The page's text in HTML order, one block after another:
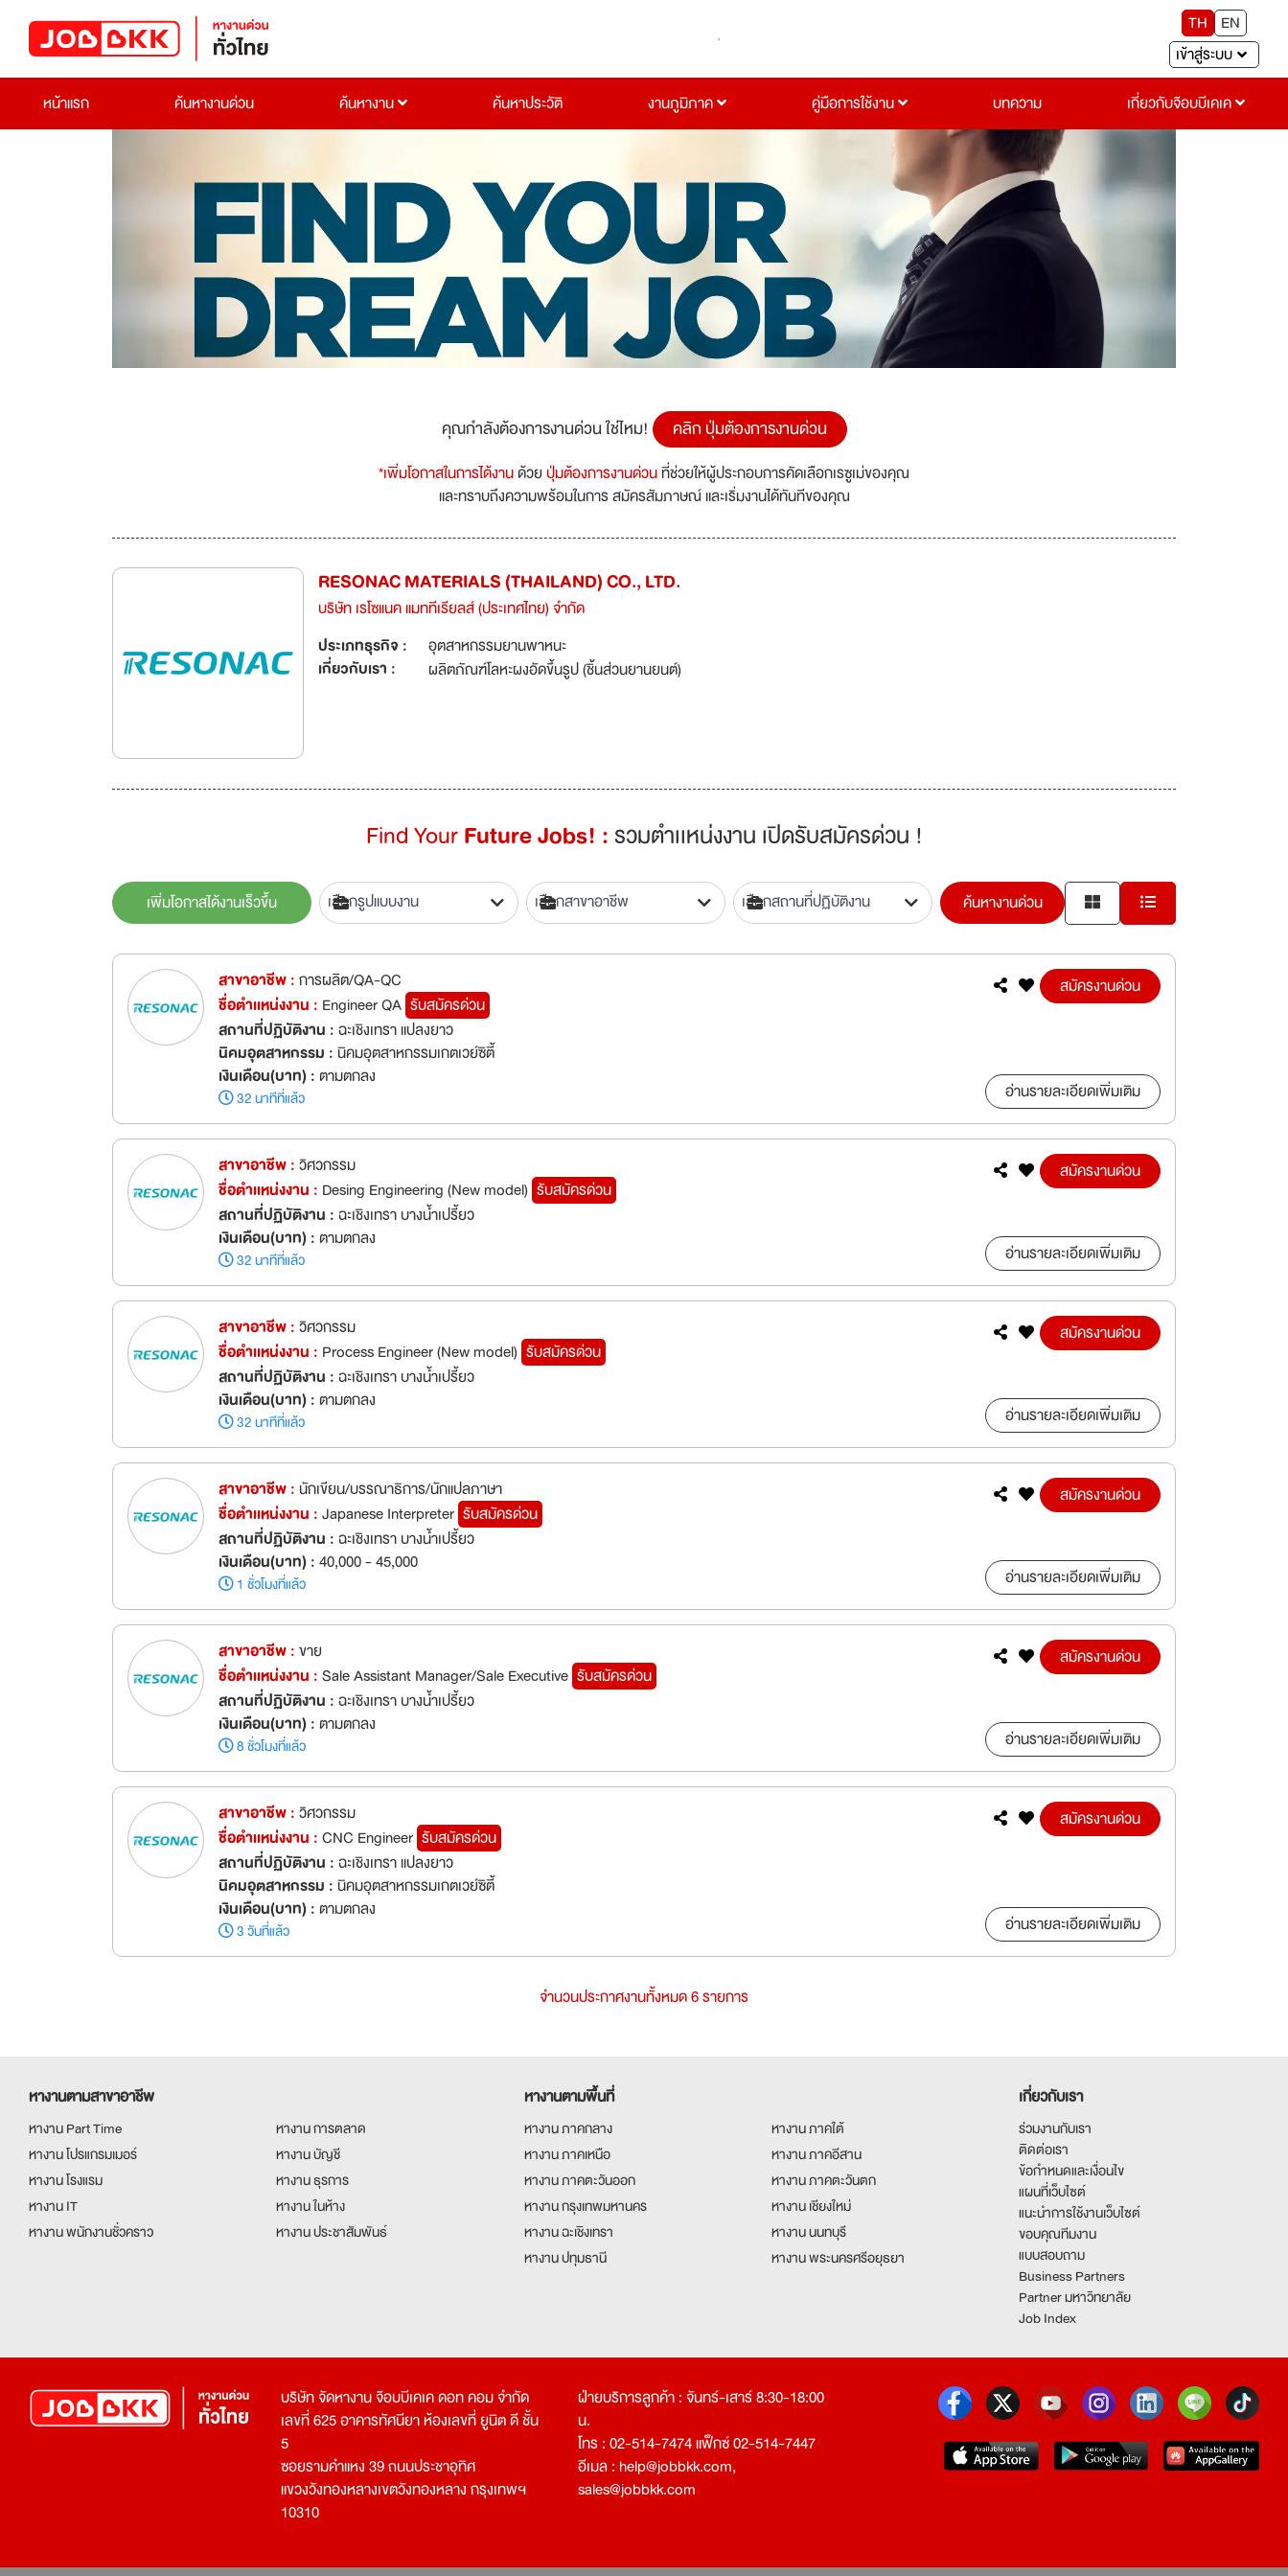
TH
EN
เข้าสู่ระบบ
หน้าแรก
ค้นหางานด่วน ค้นหางาน ค้นหาประวัติ งานภูมิภาค คู่มือการใช้งาน บทความ เกี่ยวกับจ๊อบบีเคเค
คุณกำลังต้องการงานด่วน ใช่ไหม! คลิก ปุ่มต้องการงานด่วน
*เพิ่มโอกาสในการได้งานด้วยปุ่มต้องการงานด่วนที่ช่วยให้ผู้ประกอบการคัดเลือกเรซูเม่ของคุณ
และทราบถึงความพร้อมในการ สมัครสัมภาษณ์ และเริ่มงานได้ทันทีของคุณ
RESONAC MATERIALS (THAILAND) CO., LTD.
บริษัท เรโซแนค แมททีเรียลส์ (ประเทศไทย) จำกัด
ประเภทธุรกิจ :
อุตสาหกรรมยานพาหนะ
เกี่ยวกับเรา :
ผลิตภัณฑ์โลหะผงอัดขึ้นรูป (ชิ้นส่วนยานยนต์)
Find YourFuture Jobs! :รวมตำเเหน่งงาน เปิดรับสมัครด่วน !
เพิ่มโอกาสได้งานเร็วขึ้น ค้นหางานด่วน
สาขาอาชีพ :การผลิต/QA-QC
ชื่อตำเเหน่งงาน : Engineer QA รับสมัครด่วน
สถานที่ปฏิบัติงาน :ฉะเชิงเทรา แปลงยาว
นิคมอุตสาหกรรม :นิคมอุตสาหกรรมเกตเวย์ซิตี้
เงินเดือน(บาท) :ตามตกลง
32 นาทีที่แล้ว
สมัครงานด่วน
อ่านรายละเอียดเพิ่มเติม
สาขาอาชีพ :วิศวกรรม
ชื่อตำเเหน่งงาน : Desing Engineering (New model) รับสมัครด่วน
สถานที่ปฏิบัติงาน :ฉะเชิงเทรา บางน้ำเปรี้ยว
เงินเดือน(บาท) :ตามตกลง
32 นาทีที่แล้ว
สมัครงานด่วน
อ่านรายละเอียดเพิ่มเติม
สาขาอาชีพ :วิศวกรรม
ชื่อตำเเหน่งงาน : Process Engineer (New model) รับสมัครด่วน
สถานที่ปฏิบัติงาน :ฉะเชิงเทรา บางน้ำเปรี้ยว
เงินเดือน(บาท) :ตามตกลง
32 นาทีที่แล้ว
สมัครงานด่วน
อ่านรายละเอียดเพิ่มเติม
สาขาอาชีพ : นักเขียน/บรรณาธิการ/นักแปลภาษา
ชื่อตำเเหน่งงาน :Japanese Interpreter รับสมัครด่วน
สถานที่ปฏิบัติงาน :ฉะเชิงเทรา บางน้ำเปรี้ยว
เงินเดือน(บาท) :40,000 - 45,000
1 ชั่วโมงที่แล้ว
สมัครงานด่วน
อ่านรายละเอียดเพิ่มเติม
สาขาอาชีพ :ขาย
ชื่อตำเเหน่งงาน :Sale Assistant Manager/Sale Executive รับสมัครด่วน
สถานที่ปฏิบัติงาน :ฉะเชิงเทรา บางน้ำเปรี้ยว
เงินเดือน(บาท) :ตามตกลง
8 ชั่วโมงที่แล้ว
สมัครงานด่วน
อ่านรายละเอียดเพิ่มเติม
สาขาอาชีพ :วิศวกรรม
ชื่อตำเเหน่งงาน :CNC Engineer รับสมัครด่วน
สถานที่ปฏิบัติงาน :ฉะเชิงเทรา แปลงยาว
นิคมอุตสาหกรรม :นิคมอุตสาหกรรมเกตเวย์ซิตี้
เงินเดือน(บาท) :ตามตกลง
3 วันที่แล้ว
สมัครงานด่วน
อ่านรายละเอียดเพิ่มเติม
จำนวนประกาศงานทั้งหมด 6 รายการ
หางานตามสาขาอาชีพ
หางาน Part Time
หางาน การตลาด
หางาน โปรแกรมเมอร์
หางาน บัญชี
หางาน โรงแรม
หางาน ธุรการ
หางาน IT
หางาน ในห้าง
หางาน พนักงานชั่วคราว
หางาน ประชาสัมพันธ์
หางานตามพื้นที่
หางาน ภาคกลาง
หางาน ภาคใต้
หางาน ภาคเหนือ
หางาน ภาคอีสาน
หางาน ภาคตะวันออก
หางาน ภาคตะวันตก
หางาน กรุงเทพมหานคร
หางาน เชียงใหม่
หางาน ฉะเชิงเทรา
หางาน นนทบุรี
หางาน ปทุมธานี
หางาน พระนครศรีอยุธยา
เกี่ยวกับเรา
ร่วมงานกับเรา
ติดต่อเรา
ข้อกำหนดและเงื่อนไข
แผนที่เว็บไซต์
แนะนำการใช้งานเว็บไซต์
ขอบคุณทีมงาน
แบบสอบถาม
Business Partners
Partner มหาวิทยาลัย
Job Index
บริษัท จัดหางาน จ๊อบบีเคเค ดอท คอม จำกัด
เลขที่ 625 อาคารทัศนียา ห้องเลขที่ ยูนิต ดี ชั้น
5
ซอยรามคำแหง 39 ถนนประชาอุทิศ
แขวงวังทองหลางเขตวังทองหลาง กรุงเทพฯ
10310
ฝ่ายบริการลูกค้า : จันทร์-เสาร์ 8:30-18:00
น.
โทร : 02-514-7474 แฟ็กซ์ 02-514-7447
อีเมล : help@jobbkk.com,
sales@jobbkk.com